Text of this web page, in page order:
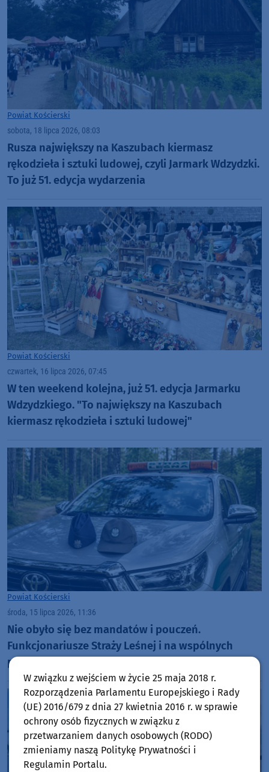
Powiat Kościerski
sobota, 18 lipca 2026, 08:03
Rusza największy na Kaszubach kiermasz
rękodzieła i sztuki ludowej, czyli Jarmark Wdzydzki.
To już 51. edycja wydarzenia
Powiat Kościerski
czwartek, 16 lipca 2026, 07:45
W ten weekend kolejna, już 51. edycja Jarmarku
Wdzydzkiego. "To największy na Kaszubach
kiermasz rękodzieła i sztuki ludowej"
Powiat Kościerski
środa, 15 lipca 2026, 11:36
Nie obyło się bez mandatów i pouczeń.
Funkcjonariusze Straży Leśnej i na wspólnych
patrolach w lasach w Dziemianach i Lipuszu
W związku z wejściem w życie 25 maja 2018 r.
Rozporządzenia Parlamentu Europejskiego i Rady
(UE) 2016/679 z dnia 27 kwietnia 2016 r. w sprawie
ochrony osób fizycznych w związku z
przetwarzaniem danych osobowych (RODO)
zmieniamy naszą Politykę Prywatności i
Regulamin Portalu.